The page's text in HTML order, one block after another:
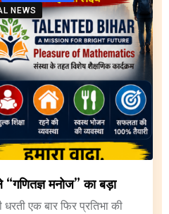
NEWS
मनोज” का बड़ा
एक बार फिर प्रतिभा की